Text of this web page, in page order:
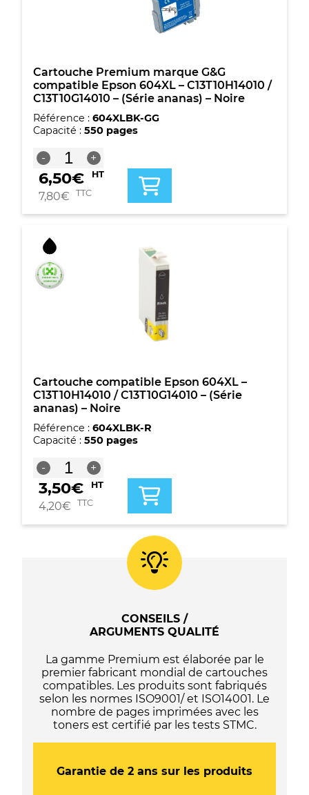
Cartouche Premium marque G&G
compatible Epson 604XL – C13T10H14010 /
C13T10G14010 – (Série ananas) – Noire
Référence : 604XLBK-GG
Capacité : 550 pages
-
quantité
de
Cartouche
Premium
G&G
Epson
604XL
-
C13T10H14010
Noire
+
6,50€ HT
7,80€ TTC
Cartouche compatible Epson 604XL –
C13T10H14010 / C13T10G14010 – (Série
ananas) – Noire
Référence : 604XLBK-R
Capacité : 550 pages
-
quantité
de
Cartouche
compatible
604XL
C13T10H14010
+
3,50€ HT
4,20€ TTC
CONSEILS /
ARGUMENTS QUALITÉ
La gamme Premium est élaborée par le
premier fabricant mondial de cartouches
compatibles. Les produits sont fabriqués
selon les normes ISO9001/ et ISO14001. Le
nombre de pages imprimées avec les
toners est certifié par les tests STMC.
Garantie de 2 ans sur les produits